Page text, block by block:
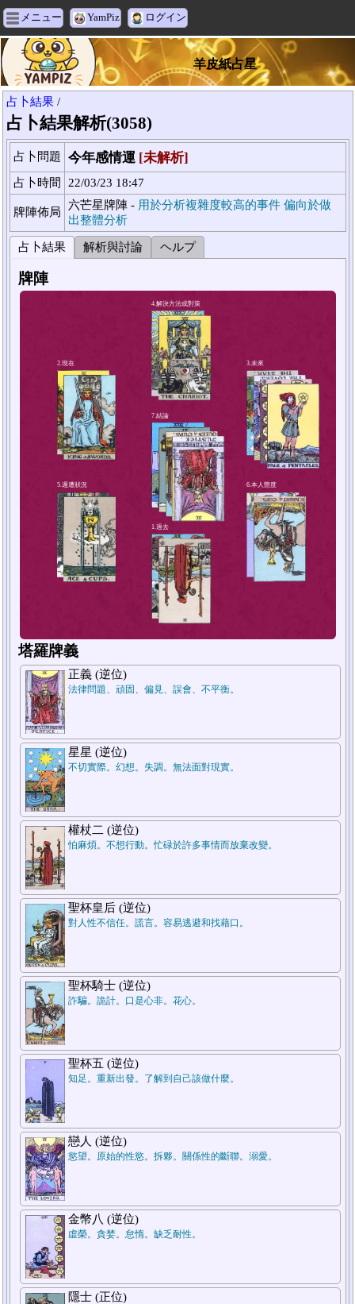
メニュー YamPiz ログイン
羊皮紙占星
占卜結果 /
占卜結果解析(3058)
占卜問題 今年感情運 [未解析]
占卜時間 22/03/23 18:47
牌陣佈局
六芒星牌陣 - 用於分析複雜度較高的事件 偏向於做
出整體分析
占卜結果 解析與討論 ヘルプ
牌陣
2.現在
4.解決方法或對策
5.週遭狀況
塔羅牌義
正義 (逆位)
法律問題、頑固、偏見、誤會、不平衡。
星星 (逆位)
不切實際。幻想。失調。無法面對現實。
權杖二 (逆位)
怕麻煩。不想行動。忙碌於許多事情而放棄改變。
聖杯皇后 (逆位)
對人性不信任。謊言。容易逃避和找藉口。
聖杯騎士 (逆位)
詐騙。詭計。口是心非。花心。
聖杯五 (逆位)
知足。重新出發。了解到自己該做什麼。
戀人 (逆位)
慾望。原始的性慾。拆夥。關係性的斷聯。溺愛。
金幣八 (逆位)
虛榮。貪婪。怠惰。缺乏耐性。
隱士 (正位)